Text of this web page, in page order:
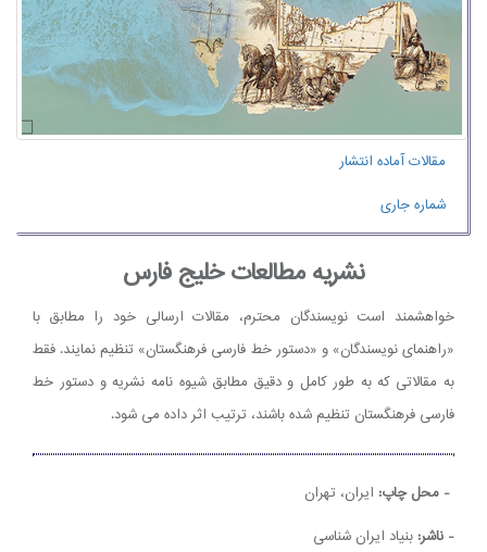
مقالات آماده انتشار
شماره جاری
نشریه مطالعات خلیج فارس
خواهشمند است نویسندگان محترم، مقالات ارسالی خود را مطابق با
«راهنمای نویسندگان» و «دستور خط فارسی فرهنگستان» تنظیم نمایند. فقط
به مقالاتی که به طور کامل و دقیق مطابق شیوه نامه نشریه و دستور خط
فارسی فرهنگستان تنظیم شده باشند، ترتیب اثر داده می شود.
- محل چاپ:ایران، تهران
- ناشر:بنیاد ایران شناسی